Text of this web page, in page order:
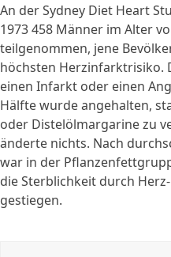
An der Sydney Diet Heart
1973 458 Männer im Alter
teilgenommen, jene
höchsten Herzinfarktrisiko.
einen Infarkt oder einen
Hälfte wurde angehalten,
oder Distelölmargarine zu
änderte nichts. Nach
war in der
die Sterblichkeit durch
gestiegen.